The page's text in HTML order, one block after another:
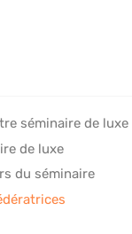
séminaire de luxe
de luxe
du séminaire